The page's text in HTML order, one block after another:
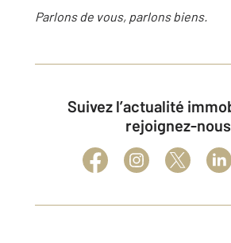
Parlons de vous, parlons biens.
Suivez l’actualité immobilière et
rejoignez-nous